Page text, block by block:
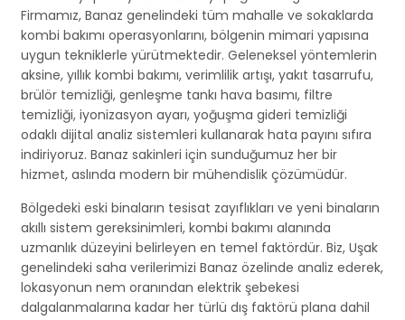
Firmamız, Banaz genelindeki tüm mahalle ve sokaklarda
kombi bakımı operasyonlarını, bölgenin mimari yapısına
uygun tekniklerle yürütmektedir. Geleneksel yöntemlerin
aksine, yıllık kombi bakımı, verimlilik artışı, yakıt tasarrufu,
brülör temizliği, genleşme tankı hava basımı, filtre
temizliği, iyonizasyon ayarı, yoğuşma gideri temizliği
odaklı dijital analiz sistemleri kullanarak hata payını sıfıra
indiriyoruz. Banaz sakinleri için sunduğumuz her bir
hizmet, aslında modern bir mühendislik çözümüdür.
Bölgedeki eski binaların tesisat zayıflıkları ve yeni binaların
akıllı sistem gereksinimleri, kombi bakımı alanında
uzmanlık düzeyini belirleyen en temel faktördür. Biz, Uşak
genelindeki saha verilerimizi Banaz özelinde analiz ederek,
lokasyonun nem oranından elektrik şebekesi
dalgalanmalarına kadar her türlü dış faktörü plana dahil